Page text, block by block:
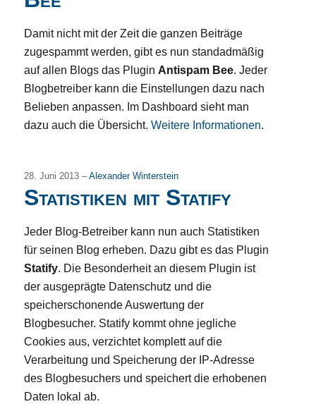
Damit nicht mit der Zeit die ganzen Beiträge
zugespammt werden, gibt es nun standadmäßig
auf allen Blogs das Plugin Antispam Bee. Jeder
Blogbetreiber kann die Einstellungen dazu nach
Belieben anpassen. Im Dashboard sieht man
dazu auch die Übersicht.Weitere Informationen.
28. Juni 2013 –Alexander Winterstein
Statistiken mit Statify
Jeder Blog-Betreiber kann nun auch Statistiken
für seinen Blog erheben. Dazu gibt es das Plugin
Statify. Die Besonderheit an diesem Plugin ist
der ausgeprägte Datenschutz und die
speicherschonende Auswertung der
Blogbesucher. Statify kommt ohne jegliche
Cookies aus, verzichtet komplett auf die
Verarbeitung und Speicherung der IP-Adresse
des Blogbesuchers und speichert die erhobenen
Daten lokal ab.